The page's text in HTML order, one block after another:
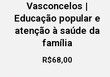
Vasconcelos |
Educação popular e
atenção à saúde da
família
R$68,00